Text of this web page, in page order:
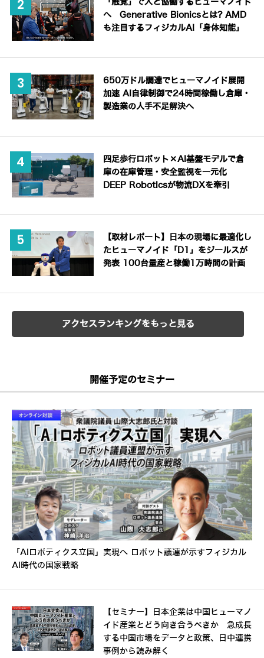
「触覚」で人と協働するヒューマノイド
へ Generative Bionicsとは? AMD
も注目するフィジカルAI「身体知能」
650万ドル調達でヒューマノイド展開
加速 AI自律制御で24時間稼働し倉庫・
製造業の人手不足解決へ
四足歩行ロボット×AI基盤モデルで倉
庫の在庫管理・安全監視を一元化
DEEP Roboticsが物流DXを牽引
【取材レポート】日本の現場に最適化し
たヒューマノイド「D1」をジールスが
発表 100台量産と稼働1万時間の計画
アクセスランキングをもっと見る
開催予定のセミナー
「AIロボティクス立国」実現へ ロボット議連が示すフィジカル
AI時代の国家戦略
【セミナー】日本企業は中国ヒューマノ
イド産業とどう向き合うべきか 急成長
する中国市場をデータと政策、日中連携
事例から読み解く